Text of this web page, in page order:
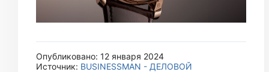
Опубликовано: 12 января 2024
Источник: BUSINESSMAN - ДЕЛОВОЙ